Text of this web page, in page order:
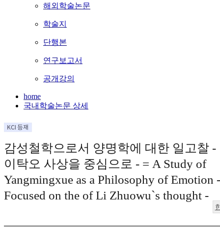
해외학술논문
학술지
단행본
연구보고서
공개강의
home
국내학술논문 상세
감성철학으로서 양명학에 대한 일고찰 -
이탁오 사상을 중심으로 - = A Study of
Yangmingxue as a Philosophy of Emotion -
Focused on the of Li Zhuowu`s thought -